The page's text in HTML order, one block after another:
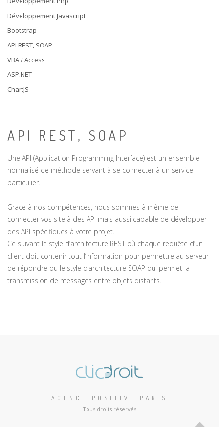
Développement Javascript
Bootstrap
API REST, SOAP
VBA / Access
ASP.NET
ChartJS
API REST, SOAP
Une API (Application Programming Interface) est un ensemble
normalisé de méthode servant à se connecter à un service
particulier.
Grace à nos compétences, nous sommes à même de
connecter vos site à des API mais aussi capable de développer
des API spécifiques à votre projet.
Ce suivant le style d’architecture REST où chaque requête d’un
client doit contenir tout l’information pour permettre au serveur
de répondre ou le style d’architecture SOAP qui permet la
transmission de messages entre objets distants.
AGENCE POSITIVE.PARIS
Tous droits réservés